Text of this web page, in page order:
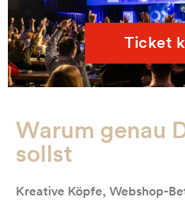
Ticket
Warum genau
sollst
Kreative Köpfe, Webshop-